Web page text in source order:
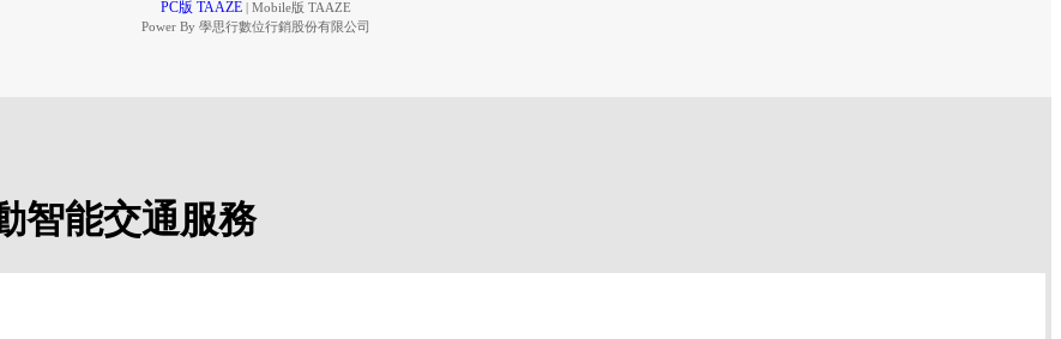
PC版 TAAZE | Mobile版 TAAZE
Power By 學思行數位行銷股份有限公司
智能交通服務